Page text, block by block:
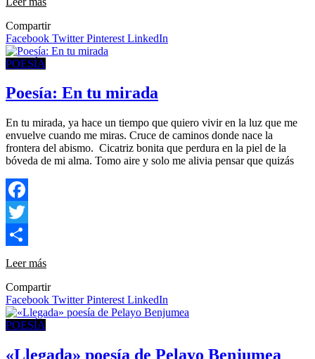
Compartir
Facebook TwitterPinterest LinkedIn
POESÍA
Poesía: En tu mirada
En tu mirada, ya hace un tiempo que quiero vivir en la luz que me
envuelve cuando me miras. Cruce de caminos donde nace la
frontera del abismo. Cicatriz bonita que perdura en la piel de la
bóveda de mi alma. Tomo aire y solo me alivia pensar que quizás
Facebook
Twitter
Compartir
Leer más
Compartir
Facebook TwitterPinterest LinkedIn
POESÍA
«Llegada» poesía de Pelayo Benjumea